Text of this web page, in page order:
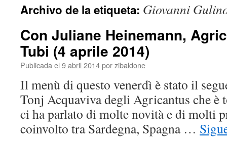
Archivo de la etiqueta: Giovanni
Con Juliane Heinemann,
Tubi (4 aprile 2014)
Publicada el 9 abril 2014porzibaldone
Il menù di questo venerdì è stato il
Tonj Acquaviva degli Agricantus che è
ci ha parlato di molte novità e di molti
coinvolto tra Sardegna, Spagna …